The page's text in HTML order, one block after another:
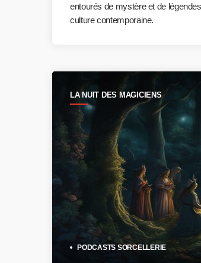
entourés de mystère et de
culture contemporaine.
LA NUIT DES MAGICIENS
PODCASTS SORCELLERIE